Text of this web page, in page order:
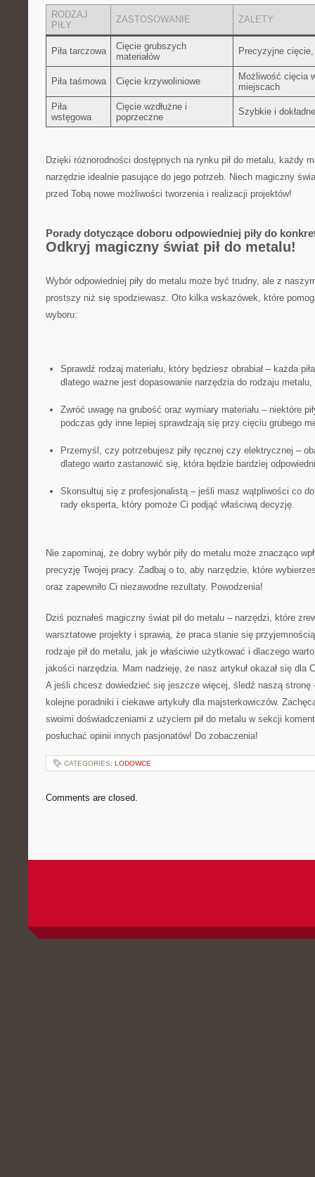
RODZAJ
PIŁY
ZASTOSOWANIE ZALETY
Piła tarczowa
Cięcie grubszych
materiałów
Precyzyjne
Piła taśmowa Cięcie krzywoliniowe
Możliwość cięcia
miejscach
Piła
wstęgowa
Cięcie wzdłużne i
poprzeczne
Szybkie i‍
Dzięki różnorodności dostępnych na rynku pił do metalu, każdy
narzędzie idealnie ⁤pasujące do jego potrzeb. Niech‌ magiczny
przed Tobą nowe możliwości tworzenia i realizacji projektów!
Porady ​dotyczące doboru odpowiedniej piły do
Odkryj magiczny⁢ świat pił do metalu!
Wybór ​odpowiedniej piły do ‌metalu może być trudny, ale z
prostszy niż​ się spodziewasz. Oto⁣ kilka wskazówek, które
wyboru:
Sprawdź rodzaj materiału, który będziesz obrabiał – każda
⁣dlatego ważne jest dopasowanie narzędzia do ⁣rodzaju
Zwróć uwagę na grubość oraz wymiary materiału⁣ – niektóre
podczas ‍gdy inne lepiej sprawdzają‌ się przy⁣ cięciu ⁢grubego
Przemyśl, czy potrzebujesz piły ręcznej czy elektrycznej –
⁢dlatego warto ⁤zastanowić się, która będzie bardziej
Skonsultuj się z profesjonalistą – jeśli masz wątpliwości co
rady eksperta, który pomoże Ci podjąć właściwą decyzję.
Nie zapominaj, że dobry wybór piły⁤ do metalu może ⁣znacząco
precyzję Twojej pracy. ⁢Zadbaj ⁣o to, aby narzędzie, które
oraz zapewniło Ci niezawodne rezultaty. Powodzenia!
Dziś poznałeś magiczny świat pił ⁤do metalu – narzędzi, które
warsztatowe projekty⁣ i sprawią, że praca stanie się
rodzaje‍ pił do metalu, jak je ‍właściwie użytkować i dlaczego​
jakości narzędzia. Mam nadzieję,‌ że nasz artykuł okazał się‌ dla
A jeśli chcesz dowiedzieć się jeszcze więcej, śledź naszą stronę
kolejne⁤ poradniki i ciekawe artykuły dla majsterkowiczów.
swoimi⁢ doświadczeniami ⁣z ⁣użyciem pił do metalu w sekcji
posłuchać opinii innych pasjonatów! Do zobaczenia!
CATEGORIES: LODOWCE
Comments are closed.